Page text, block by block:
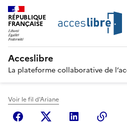
RÉPUBLIQUE
FRANÇAISE
Acceslibre
La plateforme collaborative de
Voir le fil d'Ariane
FacebookX (anciennement
Linkedin